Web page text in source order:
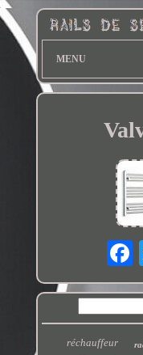
MENU
réchauffeur